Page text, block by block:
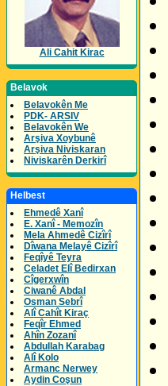
Ali Cahit Kirac
Belavok
Belavokên Me
PDK- ARSIV
Belavokên We
Arşiva Xoybunê
Arşiva Niviskaran
Niviskarên Derkirî
Helbest
Ehmedê Xanî
E. Xanî - Memozîn
Mela Ahmedê Cizîrî
Dîwana Melayê Cizîrî
Feqîyê Teyra
Celadet Elî Bedirxan
Cîgerxwîn
Ciwanê Abdal
Osman Sebrî
Alî Cahît Kiraç
Feqîr Ehmed
Ahîn Zozanî
Abdullah Karabag
Alî Kolo
Armanc Nerwey
Aydin Coşun